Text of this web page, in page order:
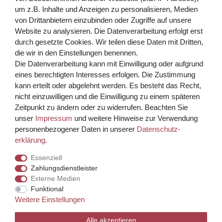
Abonnieren
** Hierbei handelt es sich um ein Pflichtfeld.
Bezahlen Sie bequem per
Kreditkarte über PayPal Funktion
Wir versenden mit
© Copyright 2026 Weinhaus Blum. Alle Rechte vorbehalten.
Template, CMS & Warenwirtschaft by
um z.B. Inhalte und Anzeigen zu personalisieren, Medien
von Drittanbietern einzubinden oder Zugriffe auf unsere
Website zu analysieren. Die Datenverarbeitung erfolgt erst
durch gesetzte Cookies. Wir teilen diese Daten mit Dritten,
die wir in den Einstellungen benennen.
Die Datenverarbeitung kann mit Einwilligung oder aufgrund
eines berechtigten Interesses erfolgen. Die Zustimmung
kann erteilt oder abgelehnt werden. Es besteht das Recht,
nicht einzuwilligen und die Einwilligung zu einem späteren
Zeitpunkt zu ändern oder zu widerrufen. Beachten Sie
unser Impressum und weitere Hinweise zur Verwendung
personenbezogener Daten in unserer Daten­schutz­
erklärung.
Essenziell
Zahlungsdienstleister
Externe Medien
Funktional
Weitere Einstellungen
Alle akzeptieren